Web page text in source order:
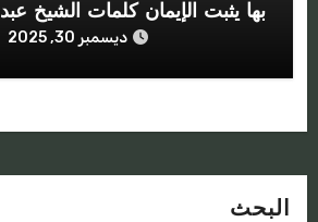
بها يثبت الإيمان كلمات الشيخ عبد
ديسمبر 30, 2025
البحث